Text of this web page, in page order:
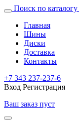
Поиск по каталогу
Главная
Шины
Диски
Доставка
Контакты
+7 343 237-237-6
Вход Регистрация
Ваш заказ пуст